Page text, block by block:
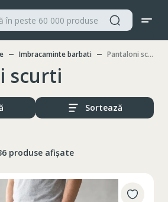
Imbracaminte barbati Pantaloni scurti
scurti
Sortează
produse afișate